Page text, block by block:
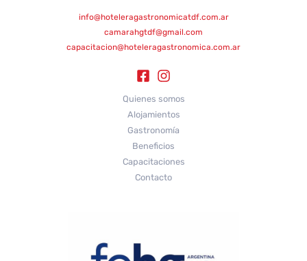
info@hoteleragastronomicatdf.com.ar
camarahgtdf@gmail.com
capacitacion@hoteleragastronomica.com.ar
Quienes somos
Alojamientos
Gastronomía
Beneficios
Capacitaciones
Contacto